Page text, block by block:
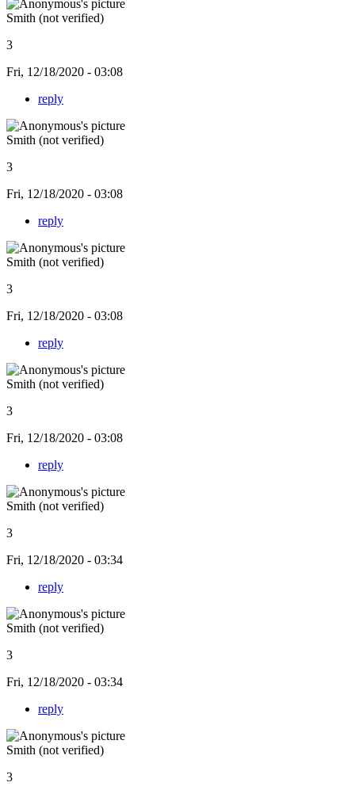
Smith (not verified)
3
Fri, 12/18/2020 - 03:08
reply
Smith (not verified)
3
Fri, 12/18/2020 - 03:08
reply
Smith (not verified)
3
Fri, 12/18/2020 - 03:08
reply
Smith (not verified)
3
Fri, 12/18/2020 - 03:08
reply
Smith (not verified)
3
Fri, 12/18/2020 - 03:34
reply
Smith (not verified)
3
Fri, 12/18/2020 - 03:34
reply
Smith (not verified)
3